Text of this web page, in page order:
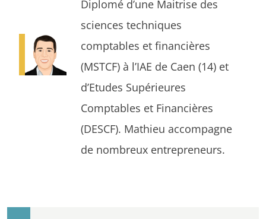
Diplomé d’une Maitrise des
sciences techniques
comptables et financières
(MSTCF) à l’IAE de Caen (14) et
d’Etudes Supérieures
Comptables et Financières
(DESCF). Mathieu accompagne
de nombreux entrepreneurs.